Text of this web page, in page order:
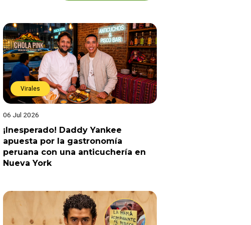
Virales
06 Jul 2026
¡Inesperado! Daddy Yankee
apuesta por la gastronomía
peruana con una anticuchería en
Nueva York